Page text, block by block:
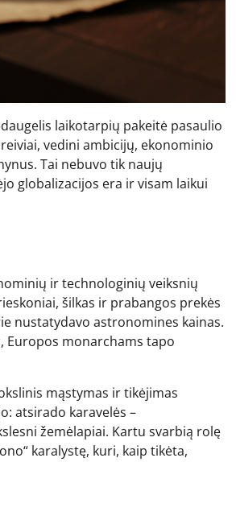
laikotarpių pakeitė pasaulio
vedini ambicijų, ekonominio
Tai nebuvo tik naujų
globalizacijos era ir visam laikui
ir technologinių veiksnių
šilkas ir prabangos prekės
nustatydavo astronomines kainas.
Europos monarchams tapo
mąstymas ir tikėjimas
atsirado karavelės –
žemėlapiai. Kartu svarbią rolę
karalystę, kuri, kaip tikėta,